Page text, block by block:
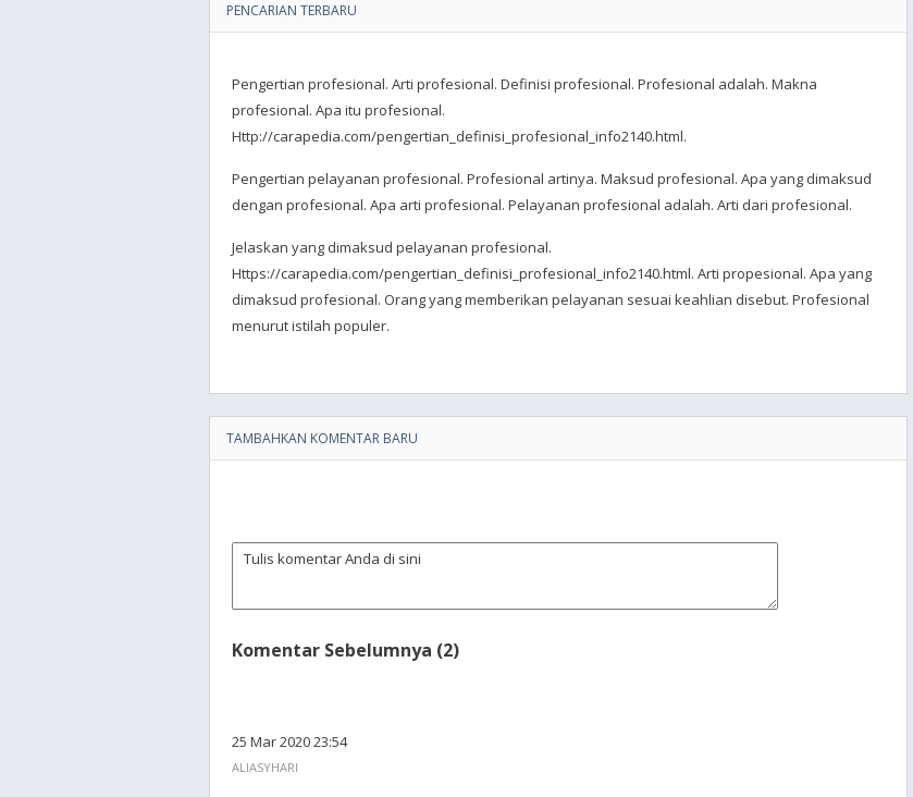
PENCARIAN TERBARU
Pengertian profesional. Arti profesional. Definisi profesional. Profesional adalah. Makna
profesional. Apa itu profesional.
Http://carapedia.com/pengertian_definisi_profesional_info2140.html.
Pengertian pelayanan profesional. Profesional artinya. Maksud profesional. Apa yang dimaksud
dengan profesional. Apa arti profesional. Pelayanan profesional adalah. Arti dari profesional.
Jelaskan yang dimaksud pelayanan profesional.
Https://carapedia.com/pengertian_definisi_profesional_info2140.html. Arti propesional. Apa yang
dimaksud profesional. Orang yang memberikan pelayanan sesuai keahlian disebut. Profesional
menurut istilah populer.
TAMBAHKAN KOMENTAR BARU
Komentar Sebelumnya (2)
25 Mar 2020 23:54
ALIASYHARI